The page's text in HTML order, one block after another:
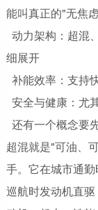
能叫真正的"无焦
动力架构：超混
细展开
补能效率：支持
安全与健康：尤
还有一个概念要
超混就是"可油、
手。它在城市通
巡航时发动机直